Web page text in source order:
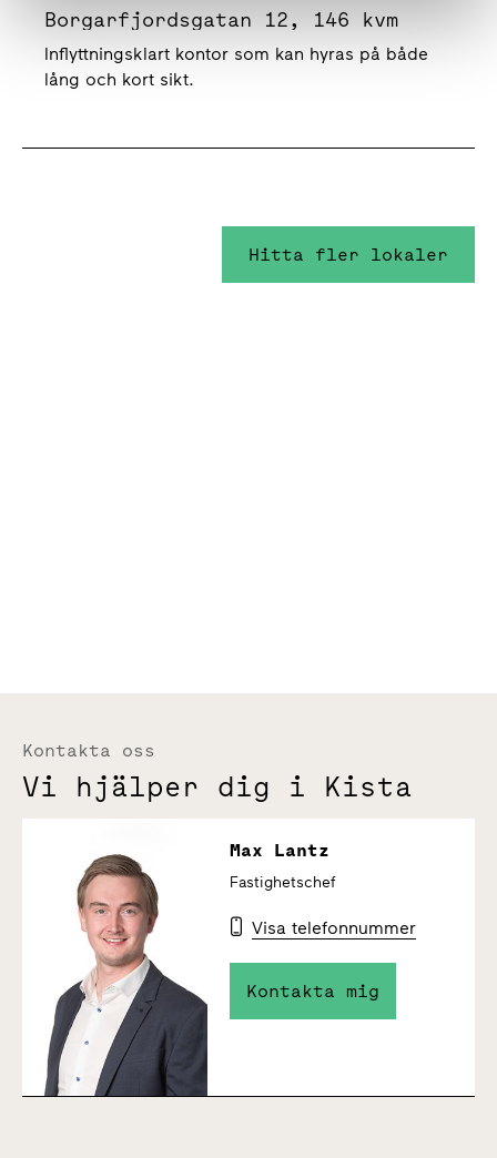
Borgarfjordsgatan 12, 146 kvm
Inflyttningsklart kontor som kan hyras på både
lång och kort sikt.
Hitta fler lokaler
Kontakta oss
Vi hjälper dig i Kista
Max Lantz
Fastighetschef
Visa telefonnummer
Kontakta mig